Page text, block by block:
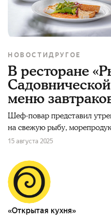
НОВОСТИДРУГОЕ
В ресторане
меню
Шеф-повар представил
на свежую рыбу,
15 августа 2025
«Открытая кухня»